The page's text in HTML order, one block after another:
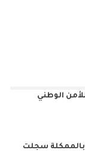
الوطني
بالممكلة سجلت